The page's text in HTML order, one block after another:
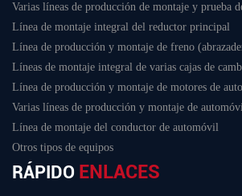
Varias líneas de producción de montaje y prueba
Línea de montaje integral del reductor principal
Línea de producción y montaje de freno
Líneas de montaje integral de varias cajas de
Línea de producción y montaje de motores de
Varias líneas de producción y montaje de
Línea de montaje del conductor de automóvil
Otros tipos de equipos
RÁPIDO ENLACES